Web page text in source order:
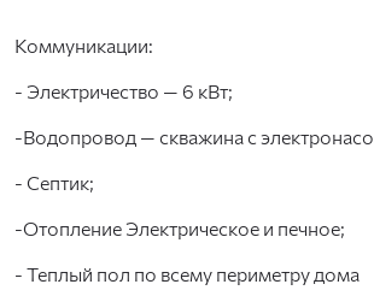
Коммуникации:
- Электричество — 6 кВт;
-Водопровод — скважина с
- Септик;
-Отопление Электрическое и печное;
- Теплый пол по всему периметру дома